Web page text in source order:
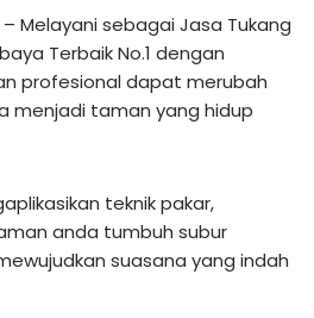
– Melayani sebagai Jasa Tukang
Terbaik No.1 dengan
profesional dapat merubah
menjadi taman yang hidup
teknik pakar,
anda tumbuh subur
suasana yang indah